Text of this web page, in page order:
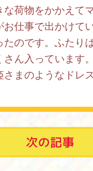
荷物をかかえて
仕事で出かけて
のです。ふたり
ん入っています
まのようなドレ
次の記事